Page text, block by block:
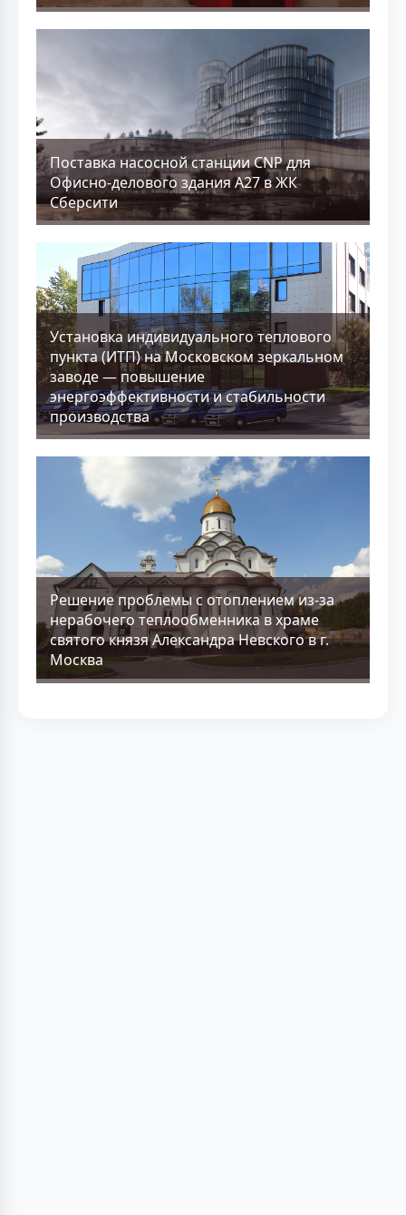
Поставка насосной станции CNP для
Офисно-делового здания А27 в ЖК
Сберсити
Установка индивидуального теплового
пункта (ИТП) на Московском зеркальном
заводе — повышение
энергоэффективности и стабильности
производства
Решение проблемы с отоплением из-за
нерабочего теплообменника в храме
святого князя Александра Невского в г.
Москва